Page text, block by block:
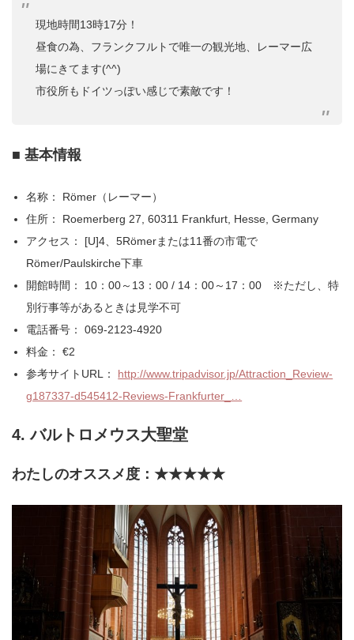
現地時間13時17分！
昼食の為、フランクフルトで唯一の観光地、レーマー広
場にきてます(^^)
市役所もドイツっぽい感じで素敵です！
■ 基本情報
名称： Römer（レーマー）
住所： Roemerberg 27, 60311 Frankfurt, Hesse, Germany
アクセス： [U]4、5Römerまたは11番の市電で
Römer/Paulskirche下車
開館時間： 10：00～13：00 / 14：00～17：00 ※ただし、特
別行事等があるときは見学不可
電話番号： 069-2123-4920
料金： €2
参考サイトURL： http://www.tripadvisor.jp/Attraction_Review-
g187337-d545412-Reviews-Frankfurter_…
4. バルトロメウス大聖堂
わたしのオススメ度：★★★★★